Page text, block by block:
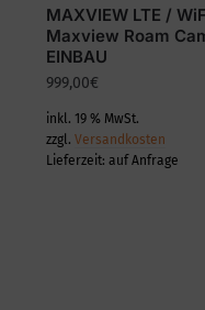
MAXVIEW LTE /
Maxview Roam
EINBAU
999,00€
inkl. 19 % MwSt.
zzgl. Versandkosten
Lieferzeit: auf Anfrage